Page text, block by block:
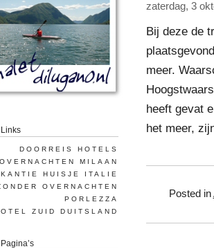
zaterdag, 3
Bij deze de
meer.
heeft gevat
het meer,
Posted in
Links
DOORREIS HOTELS
OVERNACHTEN MILAAN
HUISJE ITALIE
OVERNACHTEN
PORLEZZA
ZUID DUITSLAND
Pagina’s